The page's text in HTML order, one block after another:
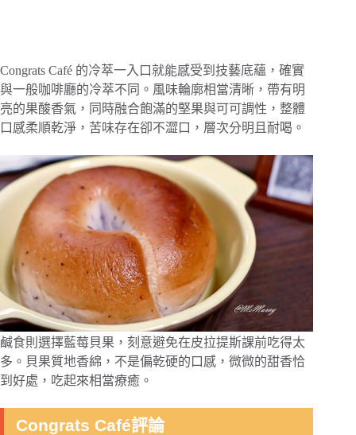
Congrats Café 的冷萃一入口就能感受到技藝底蘊，確實
與一般咖啡廳的冷萃不同。風味輪廓相當清晰，帶有明
亮的果酸香氣，同時融合飽滿的堅果與可可調性，整體
口感柔順乾淨，苦味存在卻不澀口，層次分明且耐喝。
鹹食則選擇藍莓貝果，刻意避免在皮拉提斯課前吃得太
多。貝果質地香綿，不是偏乾硬的口感，微微的甜香恰
到好處，吃起來相當療癒。
Congrats Café評論